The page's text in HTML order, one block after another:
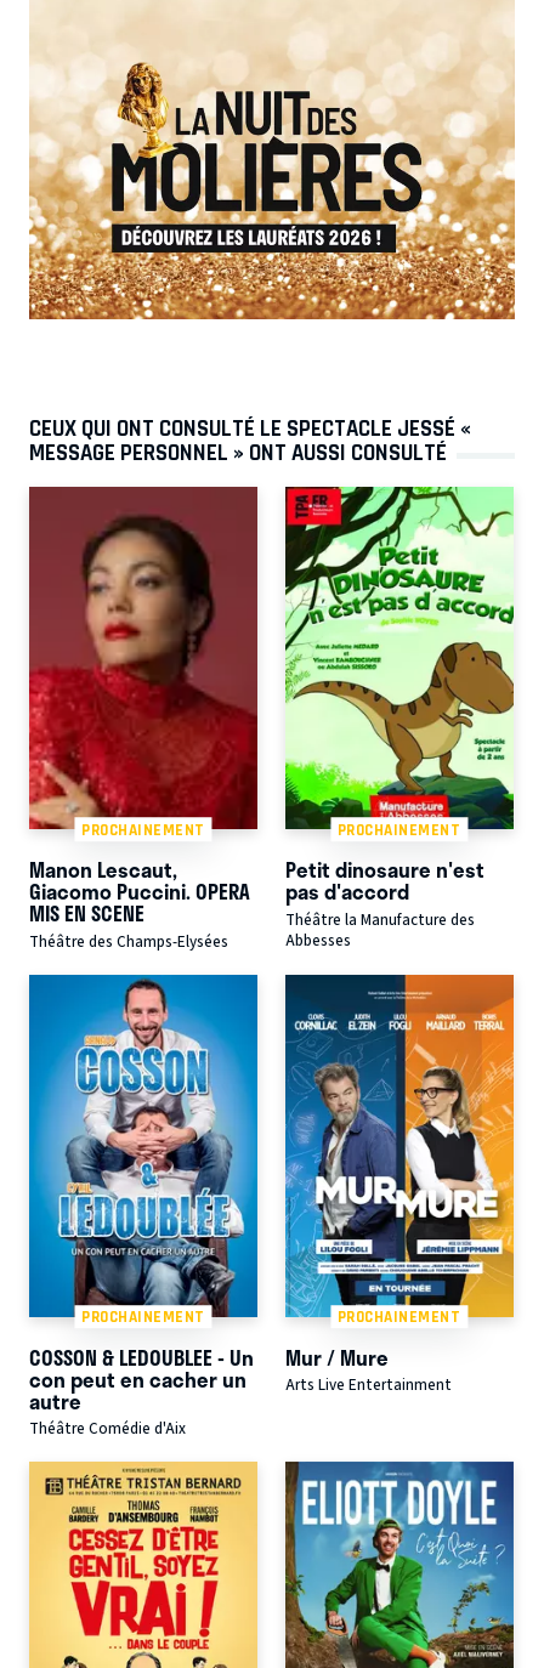
CEUX QUI ONT CONSULTÉ LE SPECTACLE JESSÉ «
MESSAGE PERSONNEL » ONT AUSSI CONSULTÉ
PROCHAINEMENT
Manon Lescaut,
Giacomo Puccini. OPERA
MIS EN SCENE
Théâtre des Champs-Elysées
PROCHAINEMENT
Petit dinosaure n'est
pas d'accord
Théâtre la Manufacture des
Abbesses
PROCHAINEMENT
COSSON & LEDOUBLEE - Un
con peut en cacher un
autre
Théâtre Comédie d'Aix
PROCHAINEMENT
Mur / Mure
Arts Live Entertainment